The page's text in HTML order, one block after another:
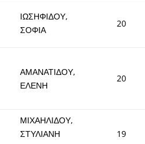
ΙΩΣΗΦΙΔΟΥ,
ΣΟΦΙΑ
20
ΑΜΑΝΑΤΙΔΟΥ,
ΕΛΕΝΗ
20
ΜΙΧΑΗΛΙΔΟΥ,
ΣΤΥΛΙΑΝΗ
19